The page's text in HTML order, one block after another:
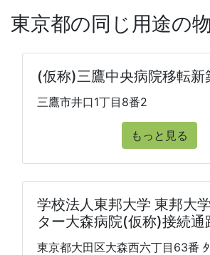
東京都の同じ用途の
(仮称)三鷹中央病院移転新
三鷹市井口1丁目8番2
もっと見る
学校法人東邦大学 東邦大
ター大森病院(仮称)接続通
東京都大田区大森西六丁目63番